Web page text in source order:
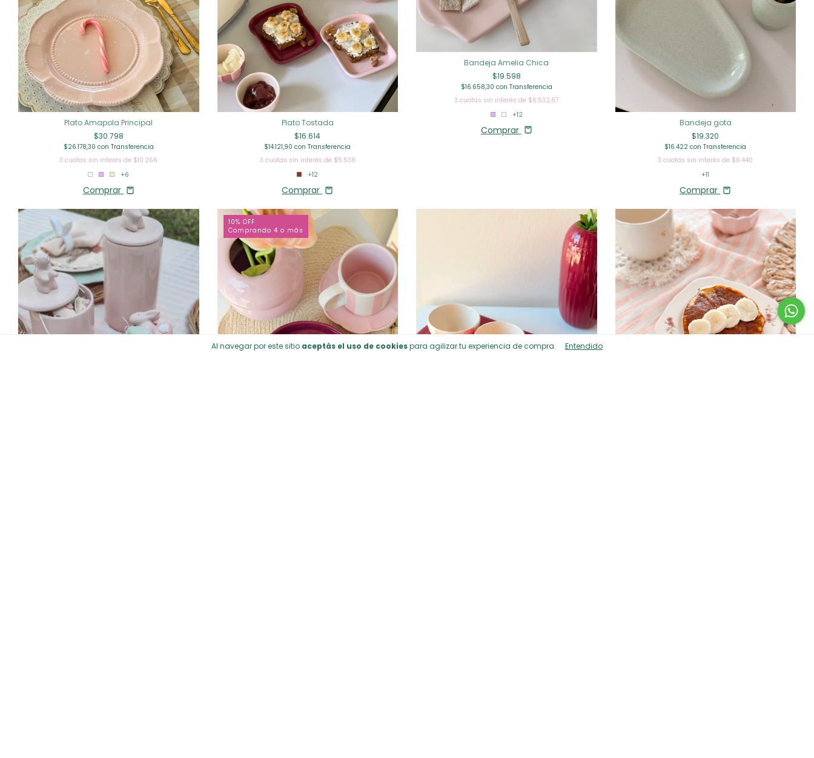
Al navegar por este sitio aceptás el uso de cookiespara agilizar tu experiencia de compra. Entendido
Plato Amapola Principal
$30.798
$26.178,30 con Transferencia
3 cuotas sin interés de $10.266
+6
Comprar
Plato Tostada
$16.614
$14.121,90con Transferencia
3 cuotas sin interés de $5.538
+12
Comprar
Bandeja Amelia Chica
$19.598
$16.658,30 con Transferencia
3 cuotas sin interés de $6.532,67
+12
Comprar
Bandeja gota
$19.320
$16.422con Transferencia
3 cuotas sin interés de $6.440
+11
Comprar
10% OFF
Comprando 4 o más